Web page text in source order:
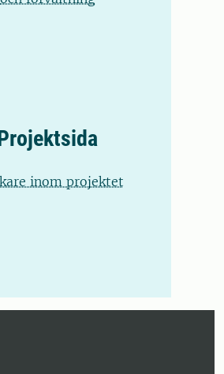
inom projektet